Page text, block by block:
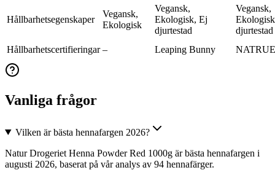
Hållbarhetsegenskaper
Vegansk,
Ekologisk
Vegansk,
Ekologisk, Ej
djurtestad
Vegansk,
djurtestad
Hållbarhetscertifieringar – Leaping Bunny NATRUE
Vanliga frågor
Vilken är bästa hennafargen 2026?
Natur Drogeriet Henna Powder Red 1000g är bästa hennafargen i
augusti 2026, baserat på vår analys av 94 hennafärger.